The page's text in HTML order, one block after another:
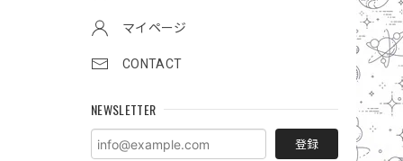
マイページ
CONTACT
NEWSLETTER
登録